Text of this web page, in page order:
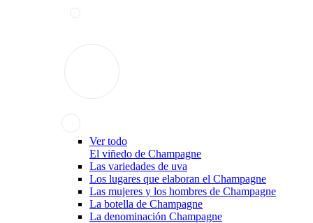
Ver todo
El viñedo de Champagne
Las variedades de uva
Los lugares que elaboran el Champagne
Las mujeres y los hombres de Champagne
La botella de Champagne
La denominación Champagne